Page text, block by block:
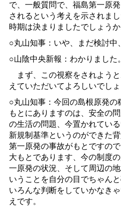
で、一般質問で、福島第一原
されるという考えを示されま
時期は決まりましたでしょうか
○丸山知事：いや、まだ検討中
○山陰中央新報：わかりました。
まず、この視察をされよう
えていただいてよろしいでしょ
○丸山知事：今回の島根原発
もとにありますのは、安全の
の生活の問題、今置かれてい
新規制基準というのができた
第一原発の事故がもとですの
大もとであります、今の制度
一原発の状況、そして周辺の
いうことを自分の目でちゃん
いろんな判断をしていかなき
えです。